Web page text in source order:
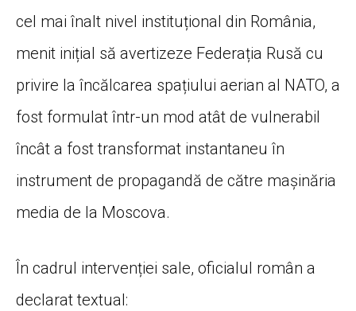
cel mai înalt nivel instituțional din România,
menit inițial să avertizeze Federația Rusă cu
privire la încălcarea spațiului aerian al NATO, a
fost formulat într-un mod atât de vulnerabil
încât a fost transformat instantaneu în
instrument de propagandă de către mașinăria
media de la Moscova.
În cadrul intervenției sale, oficialul român a
declarat textual: